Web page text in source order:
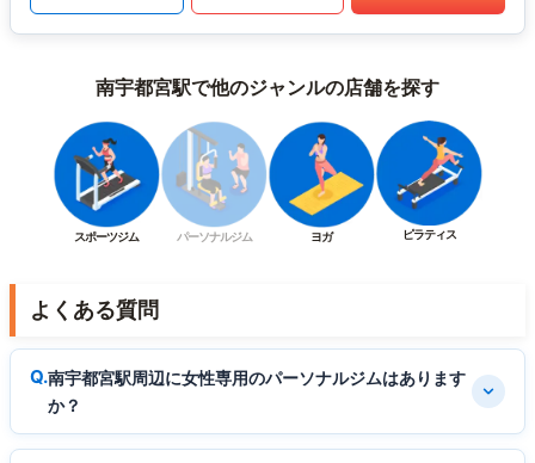
南宇都宮駅で他のジャンルの店舗を探す
スポーツジム パーソナルジム ヨガ ピラティス
よくある質問
南宇都宮駅周辺に女性専用のパーソナルジムはあります
か？